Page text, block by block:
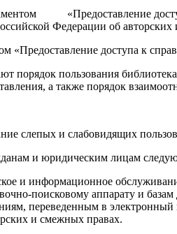
«Предоставление доступа к
Федерации об
«Предоставление доступа к
порядок пользования
а также порядок
слепых и слабовидящих
и юридическим лицам
и информационное
поисковому аппарату и
переведенным в
и смежных правах.